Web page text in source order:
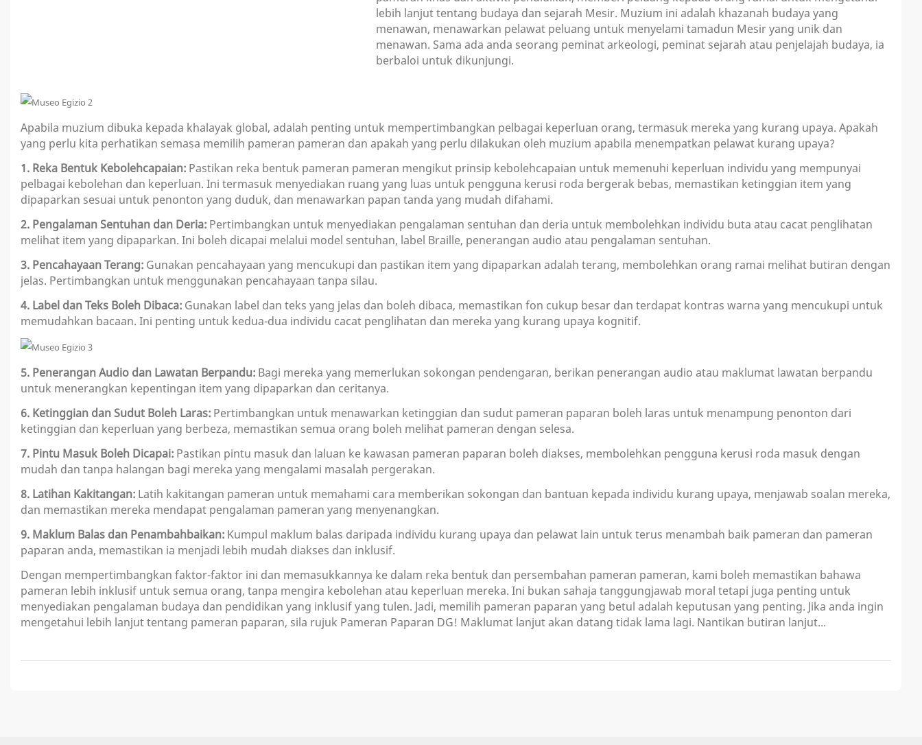
lebih lanjut tentang budaya dan sejarah Mesir. Muzium ini adalah khazanah budaya yang
menawan, menawarkan pelawat peluang untuk menyelami tamadun Mesir yang unik dan
menawan. Sama ada anda seorang peminat arkeologi, peminat sejarah atau penjelajah budaya, ia
berbaloi untuk dikunjungi.
Apabila muzium dibuka kepada khalayak global, adalah penting untuk mempertimbangkan pelbagai keperluan orang, termasuk mereka yang kurang upaya. Apakah
yang perlu kita perhatikan semasa memilih pameran pameran dan apakah yang perlu dilakukan oleh muzium apabila menempatkan pelawat kurang upaya?
1. Reka Bentuk Kebolehcapaian: Pastikan reka bentuk pameran pameran mengikut prinsip kebolehcapaian untuk memenuhi keperluan individu yang mempunyai
pelbagai kebolehan dan keperluan. Ini termasuk menyediakan ruang yang luas untuk pengguna kerusi roda bergerak bebas, memastikan ketinggian item yang
dipaparkan sesuai untuk penonton yang duduk, dan menawarkan papan tanda yang mudah difahami.
2. Pengalaman Sentuhan dan Deria: Pertimbangkan untuk menyediakan pengalaman sentuhan dan deria untuk membolehkan individu buta atau cacat penglihatan
melihat item yang dipaparkan. Ini boleh dicapai melalui model sentuhan, label Braille, penerangan audio atau pengalaman sentuhan.
3. Pencahayaan Terang: Gunakan pencahayaan yang mencukupi dan pastikan item yang dipaparkan adalah terang, membolehkan orang ramai melihat butiran dengan
jelas. Pertimbangkan untuk menggunakan pencahayaan tanpa silau.
4. Label dan Teks Boleh Dibaca: Gunakan label dan teks yang jelas dan boleh dibaca, memastikan fon cukup besar dan terdapat kontras warna yang mencukupi untuk
memudahkan bacaan. Ini penting untuk kedua-dua individu cacat penglihatan dan mereka yang kurang upaya kognitif.
5. Penerangan Audio dan Lawatan Berpandu: Bagi mereka yang memerlukan sokongan pendengaran, berikan penerangan audio atau maklumat lawatan berpandu
untuk menerangkan kepentingan item yang dipaparkan dan ceritanya.
6. Ketinggian dan Sudut Boleh Laras: Pertimbangkan untuk menawarkan ketinggian dan sudut pameran paparan boleh laras untuk menampung penonton dari
ketinggian dan keperluan yang berbeza, memastikan semua orang boleh melihat pameran dengan selesa.
7. Pintu Masuk Boleh Dicapai: Pastikan pintu masuk dan laluan ke kawasan pameran paparan boleh diakses, membolehkan pengguna kerusi roda masuk dengan
mudah dan tanpa halangan bagi mereka yang mengalami masalah pergerakan.
8. Latihan Kakitangan: Latih kakitangan pameran untuk memahami cara memberikan sokongan dan bantuan kepada individu kurang upaya, menjawab soalan mereka,
dan memastikan mereka mendapat pengalaman pameran yang menyenangkan.
9. Maklum Balas dan Penambahbaikan: Kumpul maklum balas daripada individu kurang upaya dan pelawat lain untuk terus menambah baik pameran dan pameran
paparan anda, memastikan ia menjadi lebih mudah diakses dan inklusif.
Dengan mempertimbangkan faktor-faktor ini dan memasukkannya ke dalam reka bentuk dan persembahan pameran pameran, kami boleh memastikan bahawa
pameran lebih inklusif untuk semua orang, tanpa mengira kebolehan atau keperluan mereka. Ini bukan sahaja tanggungjawab moral tetapi juga penting untuk
menyediakan pengalaman budaya dan pendidikan yang inklusif yang tulen. Jadi, memilih pameran paparan yang betul adalah keputusan yang penting. Jika anda ingin
mengetahui lebih lanjut tentang pameran paparan, sila rujuk Pameran Paparan DG! Maklumat lanjut akan datang tidak lama lagi. Nantikan butiran lanjut...